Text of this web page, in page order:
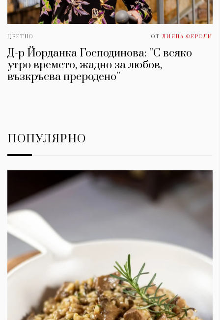
ЦВЕТНО ОТ ЛИЯНА ФЕРОЛИ
Д-р Йорданка Господинова: ''С всяко
утро времето, жадно за любов,
възкръсва преродено''
ПОПУЛЯРНО